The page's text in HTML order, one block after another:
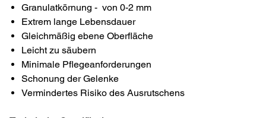
Granulatkörnung - von 0-2 mm
Extrem lange Lebensdauer
Gleichmäßig ebene Oberfläche
Leicht zu säubern
Minimale Pflegeanforderungen
Schonung der Gelenke
Vermindertes Risiko des Ausrutschens